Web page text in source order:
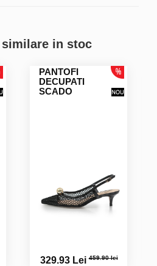
similare in stoc
PANTOFI
DECUPATI
SCADO
329.93 Lei459.90 lei